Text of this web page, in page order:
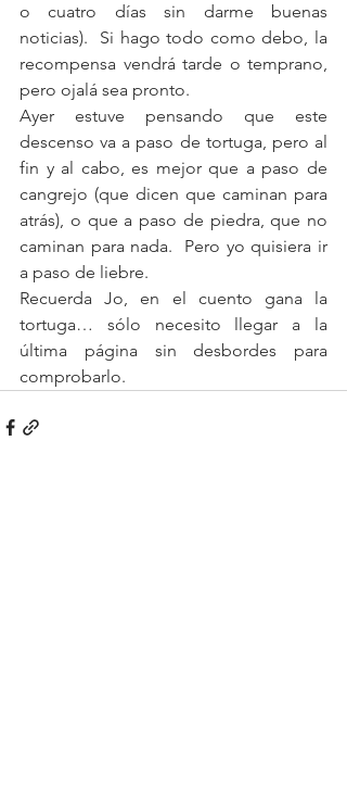
o cuatro días sin darme buenas
noticias).  Si hago todo como debo, la
recompensa vendrá tarde o temprano,
pero ojalá sea pronto.
Ayer estuve pensando que este
descenso va a paso de tortuga, pero al
fin y al cabo, es mejor que a paso de
cangrejo (que dicen que caminan para
atrás), o que a paso de piedra, que no
caminan para nada.  Pero yo quisiera ir
a paso de liebre.
Recuerda Jo, en el cuento gana la
tortuga… sólo necesito llegar a la
última página sin desbordes para
comprobarlo.